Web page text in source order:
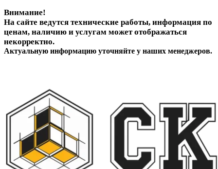
Внимание!
На сайте ведутся технические работы, информация по
ценам, наличию и услугам может отображаться
некорректно.
Актуальную информацию уточняйте у наших менеджеров.